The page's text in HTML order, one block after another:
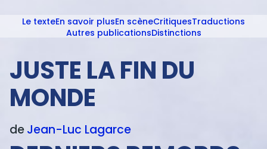
ACCUEIL
AUTEURS
À L'AFFICHE
CATALOGUE
DISTINCTIONS
Le texteEn savoir plusEn scèneCritiquesTraductions
Autres publicationsDistinctions
JUSTE LA FIN DU
MONDE
deJean-Luc Lagarce